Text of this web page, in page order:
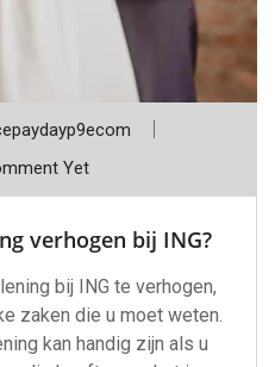
Yet
verhogen bij ING?
bij ING te verhogen,
zaken die u moet weten.
kan handig zijn als u